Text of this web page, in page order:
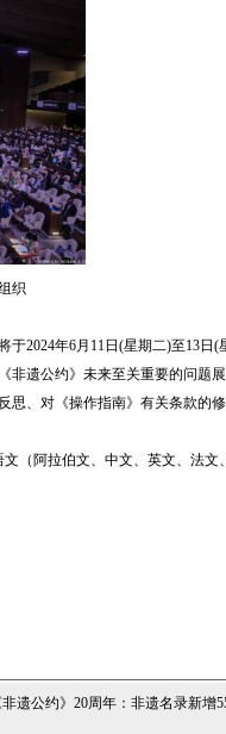
织
年6月11日(星期二)至13日(
遗公约》未来至关重要的问题展
、对《操作指南》有关条款的
阿拉伯文、中文、英文、法文
遗公约》20周年：非遗名录新增